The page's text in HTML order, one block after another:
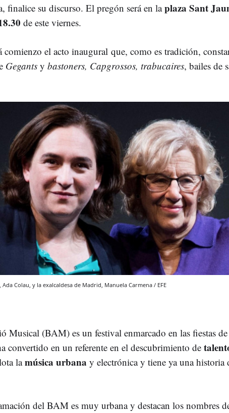
finalice su discurso. El pregón será en laplaza Sant
de este viernes.
comienzo el acto inaugural que, como es tradición,
Gegants y bastoners, Capgrossos, trabucaires, bailes de
Ada Colau, y la exalcaldesa de Madrid, Manuela Carmena / EFE
Musical (BAM) es un festival enmarcado en las fiestas
convertido en un referente en el descubrimiento de
lamúsica urbana y electrónica y tiene ya una historia
del BAM es muy urbana y destacan los nombres